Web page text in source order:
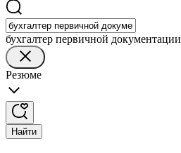
бухгалтер первичной документации
Резюме
Найти